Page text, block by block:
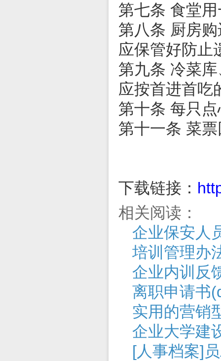
第七条 食堂
第八条 厨房
应保管好防止
第九条 冷菜
应按首进首吃
第十条 每只
第十一条 菜
下载链接：
相关阅读：
企业保安人
培训管理办
企业内训反
离职申请书
实用的营销
企业大学建
[人事档案]